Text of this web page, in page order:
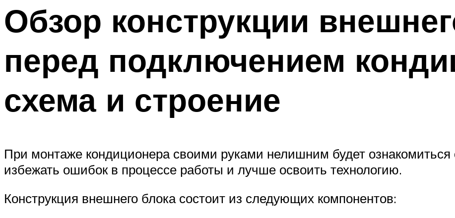
Обзор конструкции
перед подключением
схема и строение
При монтаже кондиционера своими руками нелишним будет ознакомиться
избежать ошибок в процессе работы и лучше освоить технологию.
Конструкция внешнего блока состоит из следующих компонентов: